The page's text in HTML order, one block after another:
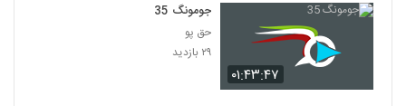
۰۱:۴۳:۴۷
جومونگ 35
حق پو
۲۹ بازدید